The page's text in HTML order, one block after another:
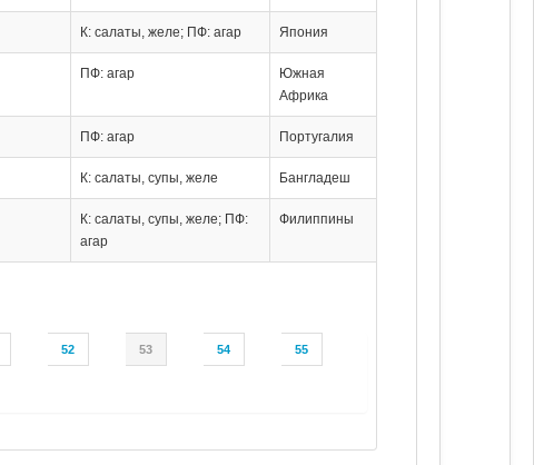
52 53 54 55
К: салаты, желе; ПФ: агар Япония
ПФ: агар
Южная
Африка
ПФ: агар Португалия
К: салаты, супы, желе Бангладеш
К: салаты, супы, желе; ПФ:
агар
Филиппины